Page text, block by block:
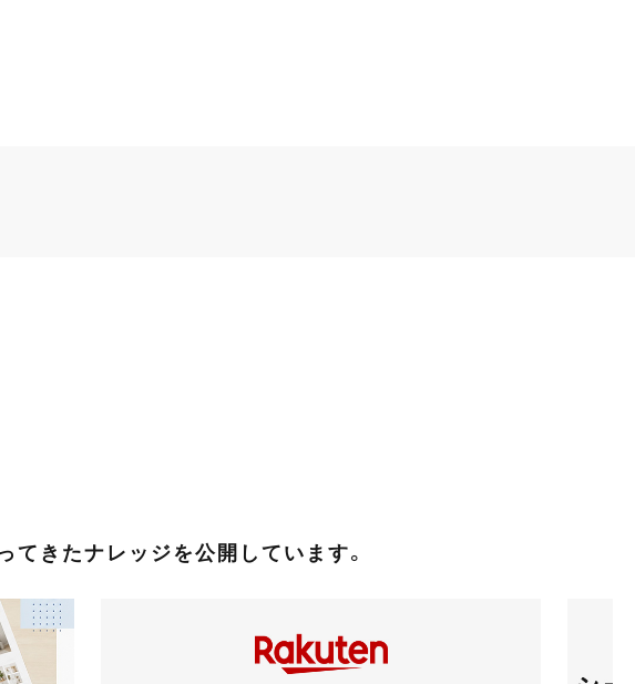
てきたナレッジを公開しています。